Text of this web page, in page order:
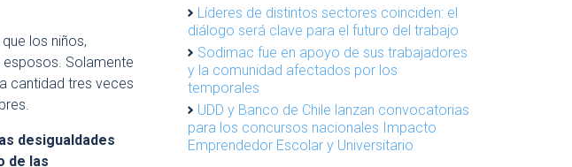
los niños,
Solamente
cantidad tres veces
desigualdades
de las
Líderes de distintos sectores coinciden: el
diálogo será clave para el futuro del trabajo
Sodimac fue en apoyo de sus trabajadores
y la comunidad afectados por los
temporales
UDD y Banco de Chile lanzan convocatorias
para los concursos nacionales Impacto
Emprendedor Escolar y Universitario